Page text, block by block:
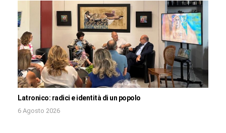
Latronico: radici e identità di un popolo
6 Agosto 2026